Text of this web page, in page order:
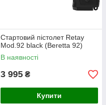
Стартовий пістолет Retay
Mod.92 black (Beretta 92)
В наявності
3 995 ₴
Купити